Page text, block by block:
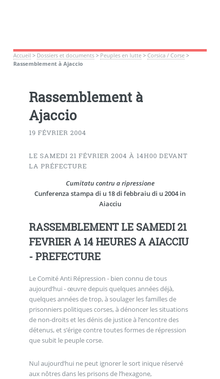
Accueil > Dossiers et documents> Peuples en lutte> Corsica / Corse>
Rassemblement à Ajaccio
Rassemblement à
Ajaccio
19 FÉVRIER 2004
LE SAMEDI 21 FÉVRIER 2004 À 14H00 DEVANT
LA PRÉFECTURE
Cumitatu contru a ripressione
Cunferenza stampa di u 18 di febbraiu di u 2004 in
Aiacciu
RASSEMBLEMENT LE SAMEDI 21
FEVRIER A 14 HEURES A AIACCIU
- PREFECTURE
Le Comité Anti Répression - bien connu de tous
aujourd’hui - œuvre depuis quelques années déjà,
quelques années de trop, à soulager les familles de
prisonniers politiques corses, à dénoncer les situations
de non-droits et les dénis de justice à l’encontre des
détenus, et s’érige contre toutes formes de répression
que subit le peuple corse.
Nul aujourd’hui ne peut ignorer le sort inique réservé
aux nôtres dans les prisons de l’hexagone,